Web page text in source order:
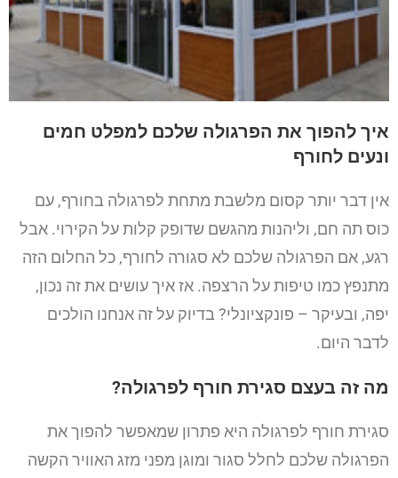
איך להפוך את הפרגולה שלכם למפלט חמים
ונעים לחורף
אין דבר יותר קסום מלשבת מתחת לפרגולה בחורף, עם
כוס תה חם, וליהנות מהגשם שדופק קלות על הקירוי. אבל
רגע, אם הפרגולה שלכם לא סגורה לחורף, כל החלום הזה
מתנפץ כמו טיפות על הרצפה. אז איך עושים את זה נכון,
יפה, ובעיקר – פונקציונלי? בדיוק על זה אנחנו הולכים
לדבר היום.
מה זה בעצם סגירת חורף לפרגולה?
סגירת חורף לפרגולה היא פתרון שמאפשר להפוך את
הפרגולה שלכם לחלל סגור ומוגן מפני מזג האוויר הקשה